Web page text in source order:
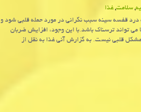
, سلامت, غذا
درد قفسه سینه سبب نگرانی در مورد حمله قلبی شود و
می تواند ترسناک باشد.با این وجود، افزایش ضربان
قلبی نیست. به گزارش آنی غذا به نقل از